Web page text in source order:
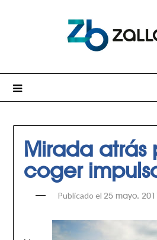
Mirada atrás
coger
Publicado el 25 mayo,